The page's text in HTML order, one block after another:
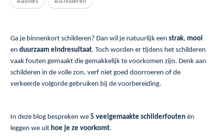
Ga je binnenkort schilderen? Dan wil je natuurlijk een strak, mooi
en duurzaam eindresultaat. Toch worden er tijdens het schilderen
vaak fouten gemaakt die gemakkelijk te voorkomen zijn. Denk aan
schilderen in de volle zon, verf niet goed doorroeren of de
verkeerde volgorde gebruiken bij de voorbereiding.
In deze blog bespreken we 5 veelgemaakte schilderfouten én
leggen we uit hoe je ze voorkomt.